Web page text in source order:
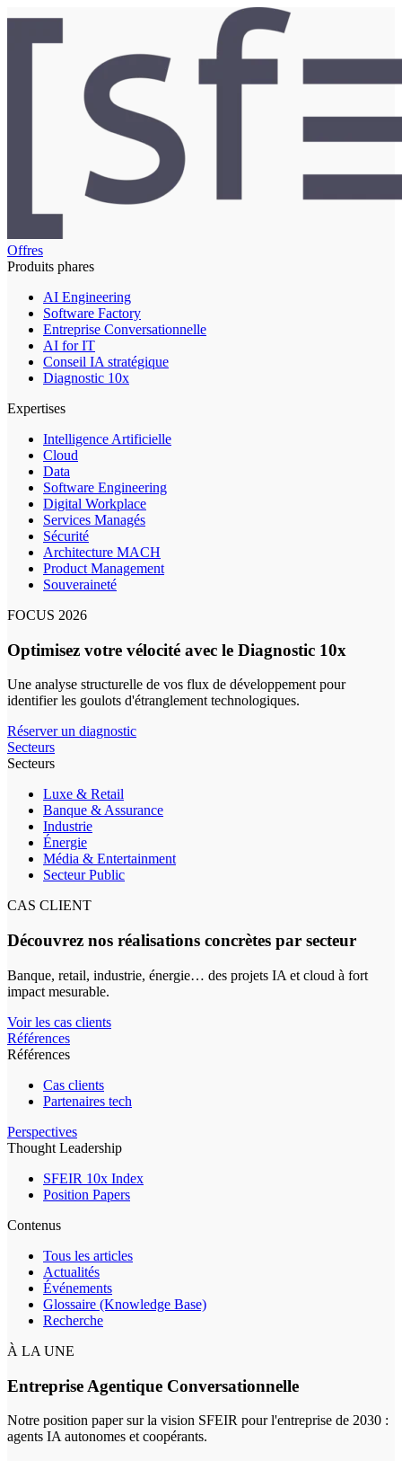
Offres
Produits phares
AI Engineering
Software Factory
Entreprise Conversationnelle
AI for IT
Conseil IA stratégique
Diagnostic 10x
Expertises
Intelligence Artificielle
Cloud
Data
Software Engineering
Digital Workplace
Services Managés
Sécurité
Architecture MACH
Product Management
Souveraineté
FOCUS 2026
Optimisez votre vélocité avec le Diagnostic 10x
Une analyse structurelle de vos flux de développement pour
identifier les goulots d'étranglement technologiques.
Réserver un diagnostic
Secteurs
Secteurs
Luxe & Retail
Banque & Assurance
Industrie
Énergie
Média & Entertainment
Secteur Public
CAS CLIENT
Découvrez nos réalisations concrètes par secteur
Banque, retail, industrie, énergie… des projets IA et cloud à fort
impact mesurable.
Voir les cas clients
Références
Références
Cas clients
Partenaires tech
Perspectives
Thought Leadership
SFEIR 10x Index
Position Papers
Contenus
Tous les articles
Actualités
Événements
Glossaire (Knowledge Base)
Recherche
À LA UNE
Entreprise Agentique Conversationnelle
Notre position paper sur la vision SFEIR pour l'entreprise de 2030 :
agents IA autonomes et coopérants.